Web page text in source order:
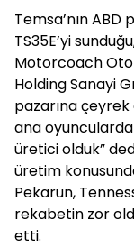
Temsa’nın
TS35E’yi
Motorcoach
Holding Sanayi
pazarına çeyrek
ana
üretici olduk”
üretim
Pekarun,
rekabetin zor
etti.